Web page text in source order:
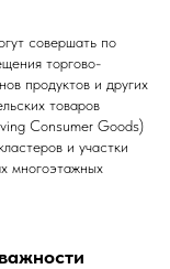
совершать по
торгово-
продуктов и других
товаров
Consumer Goods)
и участки
многоэтажных